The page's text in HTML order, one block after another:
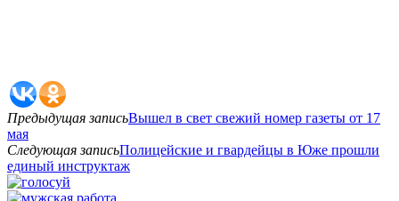
Предыдущая записьВышел в свет свежий номер газеты от 17
мая
Следующая записьПолицейские и гвардейцы в Юже прошли
единый инструктаж